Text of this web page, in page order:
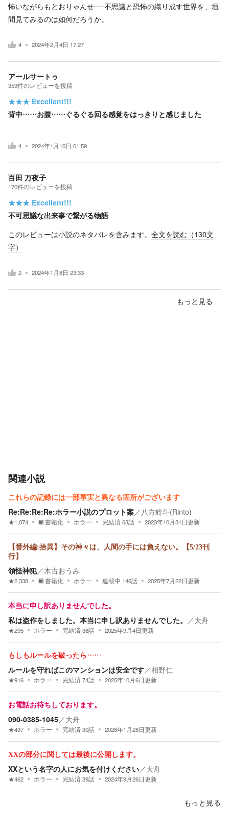
怖いながらもとおりゃんせ──不思議と恐怖の織り成す世界を、垣
間見てみるのは如何だろうか。
4 2024年2月4日 17:27
アールサートゥ
359件のレビューを投稿
★★★ Excellent!!!
背中……お腹……ぐるぐる回る感覚をはっきりと感じました
4 2024年1月10日 01:59
百田 万夜子
170件のレビューを投稿
★★★ Excellent!!!
不可思議な出来事で繋がる物語
このレビューは小説のネタバレを含みます。 全文を読む（130文
字）
2 2024年1月8日 23:33
もっと見る
関連小説
これらの記録には一部事実と異なる箇所がございます
Re:Re:Re:Re:ホラー小説のプロット案／ 八方鈴斗(Rinto)
★1,074 書籍化 ホラー 完結済 63話 2023年10月31日更新
【番外編:拾異】その神々は、人間の手には負えない。【5/23刊
行】
領怪神犯／木古おうみ
★2,338 書籍化 ホラー 連載中 146話 2025年7月22日更新
本当に申し訳ありませんでした。
私は盗作をしました。本当に申し訳ありませんでした。 ／大舟
★295 ホラー 完結済38話 2025年9月4日更新
もしもルールを破ったら……
ルールを守ればこのマンションは安全です／相野仁
★916 ホラー 完結済74話 2025年10月6日更新
お電話お待ちしております。
090-0385-1045／大舟
★437 ホラー 完結済30話 2026年1月28日更新
XXの部分に関しては最後に公開します。
XXという名字の人にお気を付けください／大舟
★462 ホラー 完結済39話 2024年9月26日更新
もっと見る